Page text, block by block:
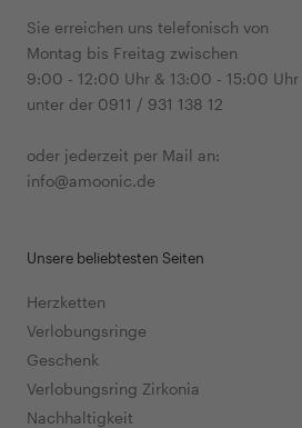
Sie erreichen uns telefonisch von
Montag bis Freitag zwischen
9:00 - 12:00 Uhr & 13:00 - 15:00 Uhr
unter der 0911 / 931 138 12
oder jederzeit per Mail an:
info@amoonic.de
Unsere beliebtesten Seiten
Herzketten
Verlobungsringe
Geschenk
Verlobungsring Zirkonia
Nachhaltigkeit